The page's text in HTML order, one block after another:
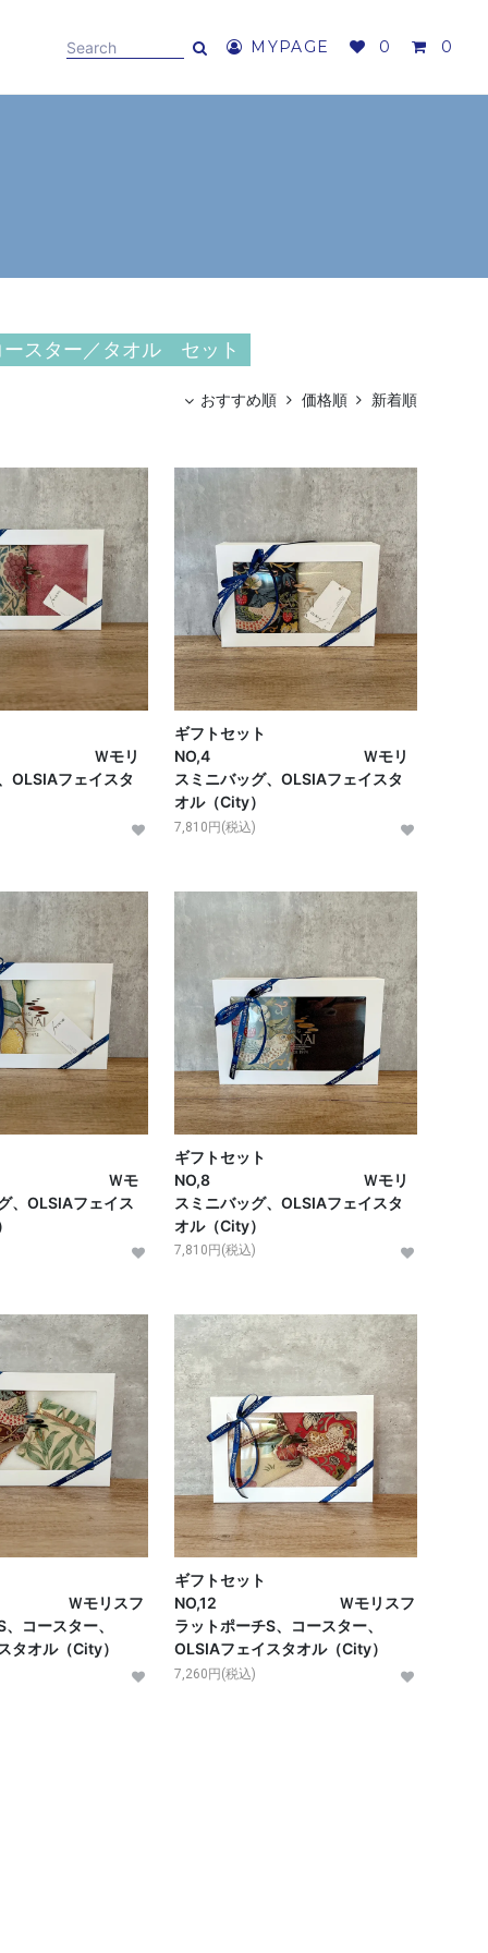
MYPAGE 0 0
ースター／タオル セット
おすすめ順 価格順 新着順
Ｗモリ
OLSIAフェイスタ
ギフトセット
NO,4 Ｗモリ
スミニバッグ、OLSIAフェイスタ
オル（City）
7,810円(税込)
Ｗモ
、OLSIAフェイス
ギフトセット
NO,8 Ｗモリ
スミニバッグ、OLSIAフェイスタ
オル（City）
7,810円(税込)
モリスフ
コースター、
タオル（City）
ギフトセット
NO,12 Ｗモリスフ
ラットポーチS、コースター、
OLSIAフェイスタオル（City）
7,260円(税込)